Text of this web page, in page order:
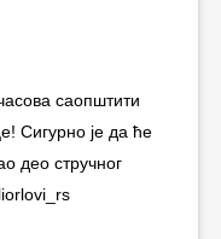
саопштити
Сигурно је да ће
део стручног